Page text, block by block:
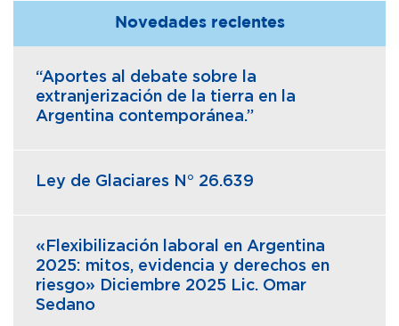
Novedades recientes
“Aportes al debate sobre la
extranjerización de la tierra en la
Argentina contemporánea.”
Ley de Glaciares N° 26.639
«Flexibilización laboral en Argentina
2025: mitos, evidencia y derechos en
riesgo» Diciembre 2025 Lic. Omar
Sedano